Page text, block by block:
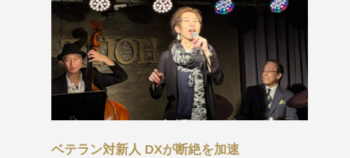
ベテラン対新人 DXが断絶を加速